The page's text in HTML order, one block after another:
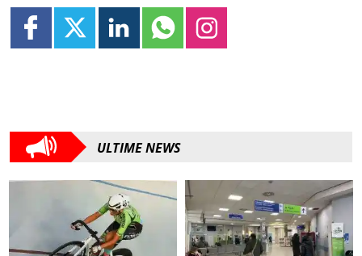
ULTIME NEWS